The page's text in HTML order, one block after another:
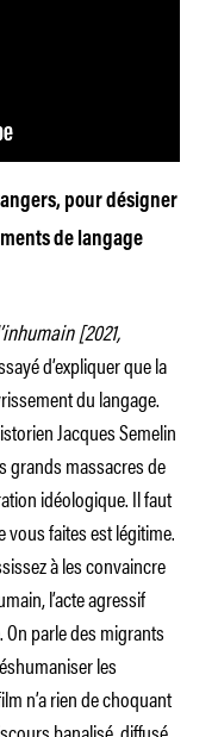
pour désigner
de langage
[2021,
d’expliquer que la
du langage.
Jacques Semelin
grands massacres de
idéologique. Il faut
vous faites est légitime.
à les convaincre
l’acte agressif
On parle des migrants
les
n’a rien de choquant
banalisé, diffusé